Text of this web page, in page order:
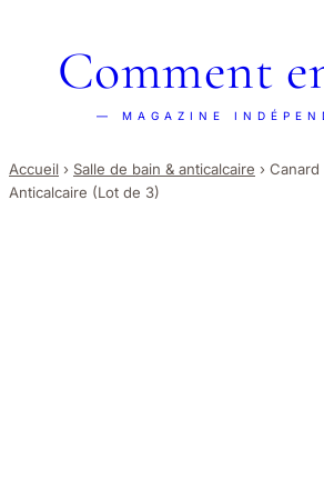
Comment
— MAGAZINE
Accueil › Salle de bain & anticalcaire › Canard
Anticalcaire (Lot de 3)